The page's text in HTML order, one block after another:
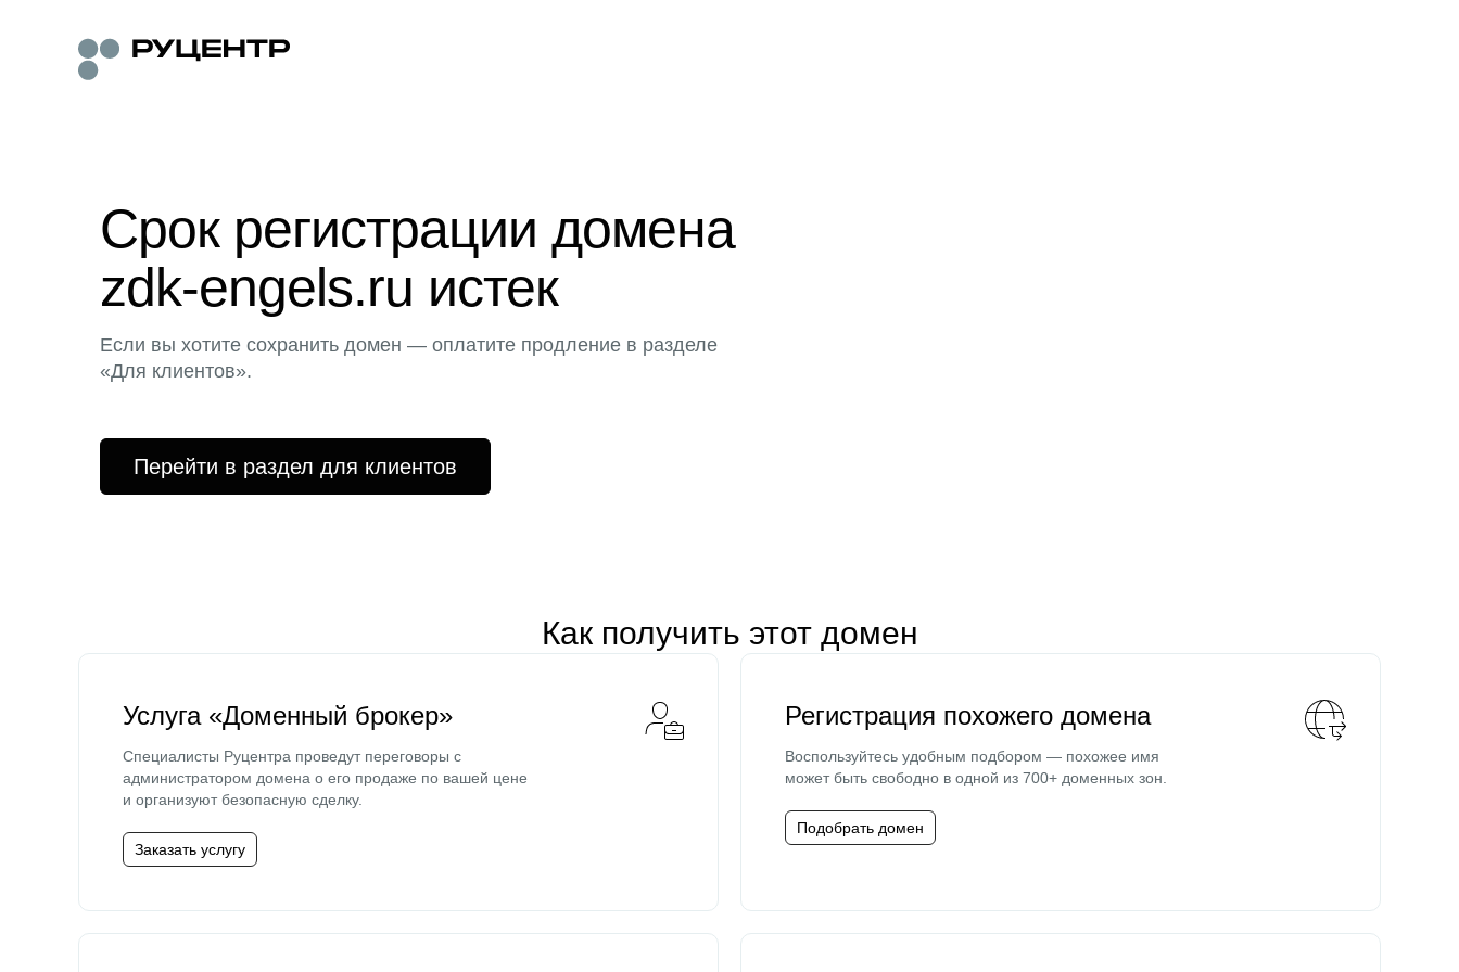
Срок регистрации домена
zdk-engels.ru истек
Если вы хотите сохранить домен — оплатите продление в разделе
«Для клиентов».
Перейти в раздел для клиентов
Как получить этот домен
Услуга «Доменный брокер»
Специалисты Руцентра проведут переговоры с
администратором домена о его продаже по вашей цене
и организуют безопасную сделку.
Заказать услугу
Регистрация похожего домена
Воспользуйтесь удобным подбором — похожее имя
может быть свободно в одной из 700+ доменных зон.
Подобрать домен